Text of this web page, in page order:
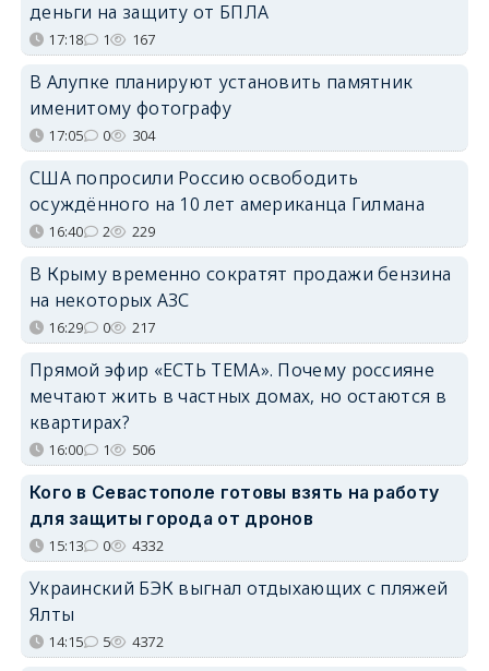
деньги на защиту от БПЛА
17:18 1 167
В Алупке планируют установить памятник
именитому фотографу
17:05 0 304
США попросили Россию освободить
осуждённого на 10 лет американца Гилмана
16:40 2 229
В Крыму временно сократят продажи бензина
на некоторых АЗС
16:29 0 217
Прямой эфир «ЕСТЬ ТЕМА». Почему россияне
мечтают жить в частных домах, но остаются в
квартирах?
16:00 1 506
Кого в Севастополе готовы взять на работу
для защиты города от дронов
15:13 0 4332
Украинский БЭК выгнал отдыхающих с пляжей
Ялты
14:15 5 4372